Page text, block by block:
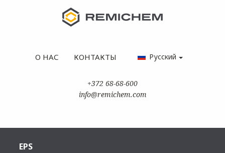
О НАС КОНТАКТЫ Русский
+372 68-68-600
info@remichem.com
EPS